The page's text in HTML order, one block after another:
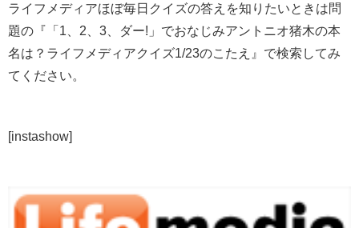
ライフメディアほぼ毎日クイズの答えを知りたいときは問
題の『「1、2、3、ダー!」でおなじみアントニオ猪木の本
名は？ライフメディアクイズ1/23のこたえ』で検索してみ
てください。
[instashow]